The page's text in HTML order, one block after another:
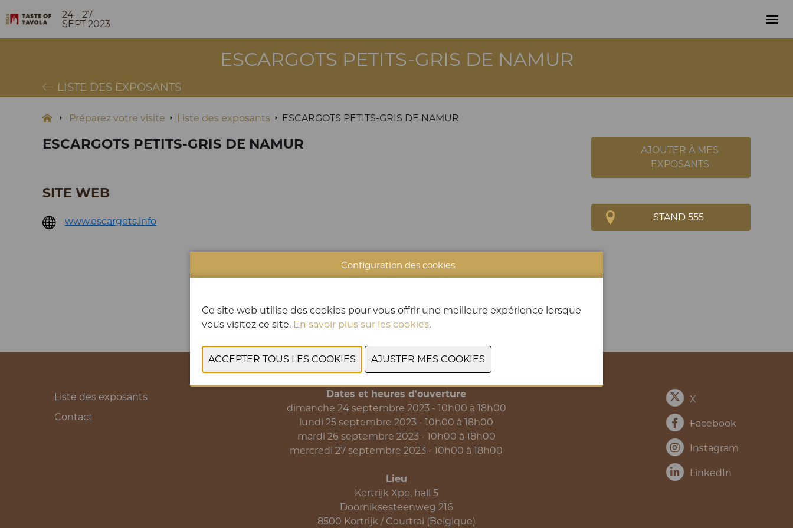
24 - 27
SEPT 2023
ESCARGOTS PETITS-GRIS DE NAMUR
LISTE DES EXPOSANTS
Préparez votre visite Liste des exposants ESCARGOTS PETITS-GRIS DE NAMUR
ESCARGOTS PETITS-GRIS DE NAMUR
AJOUTER À MES
EXPOSANTS
STAND 555
SITE WEB
www.escargots.info
PRÉCÉDENT
Liste des exposants
Contact
Dates et heures d'ouverture
dimanche 24 septembre 2023 - 10h00 à 18h00
lundi 25 septembre 2023 - 10h00 à 18h00
mardi 26 septembre 2023 - 10h00 à 18h00
mercredi 27 septembre 2023 - 10h00 à 18h00
Lieu
Kortrijk Xpo, hall 5
Doorniksesteenweg 216
8500 Kortrijk / Courtrai (Belgique)
X
Facebook
Instagram
LinkedIn
Configuration des cookies
Ce site web utilise des cookies pour vous offrir une meilleure expérience lorsque
vous visitez ce site. En savoir plus sur les cookies.